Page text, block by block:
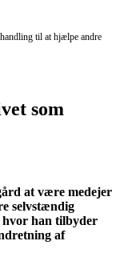
til at hjælpe andre
som
at være medejer
selvstændig
hvor han tilbyder
af